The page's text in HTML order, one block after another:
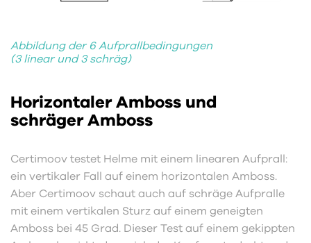
Horizontaler Amboss und
schräger Amboss
Certimoov testet Helme mit einem linearen Aufprall:
ein vertikaler Fall auf einem horizontalen Amboss.
Aber Certimoov schaut auch auf schräge Aufpralle
mit einem vertikalen Sturz auf einem geneigten
Amboss bei 45 Grad. Dieser Test auf einem gekippten
Abbildung der 6 Aufprallbedingungen
(3 linear und 3 schräg)